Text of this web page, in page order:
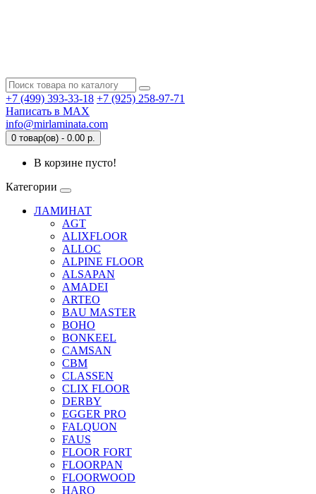
+7 (499) 393-33-18 +7 (925) 258-97-71
Написать в MAX
info@mirlaminata.com
0 товар(ов) - 0.00 р.
В корзине пусто!
Категории
ЛАМИНАТ
AGT
ALIXFLOOR
ALLOC
ALPINE FLOOR
ALSAPAN
AMADEI
ARTEO
BAU MASTER
BOHO
BONKEEL
CAMSAN
CBM
CLASSEN
CLIX FLOOR
DERBY
EGGER PRO
FALQUON
FAUS
FLOOR FORT
FLOORPAN
FLOORWOOD
HARO